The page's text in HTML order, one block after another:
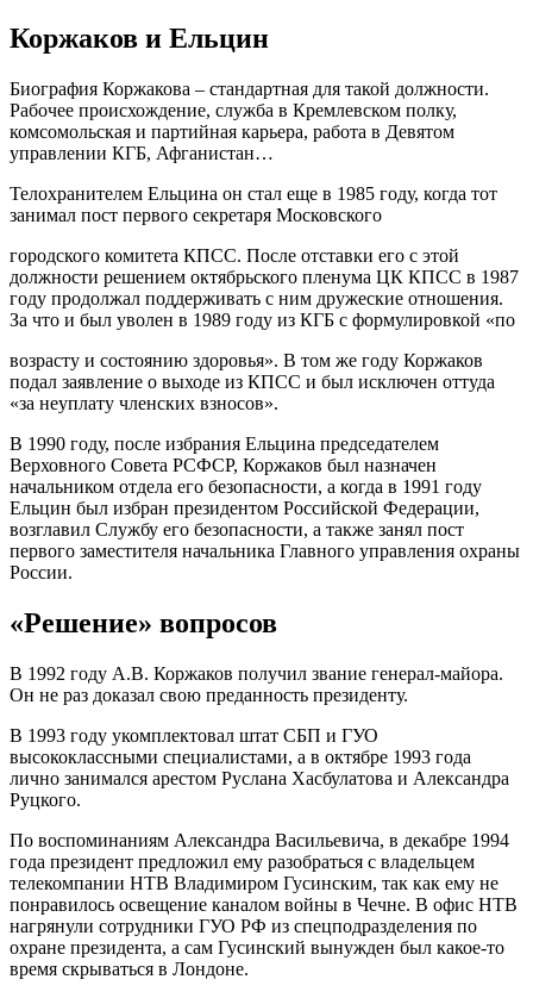
Коржаков и Ельцин
Биография Коржакова – стандартная для такой должности.
Рабочее происхождение, служба в Кремлевском полку,
комсомольская и партийная карьера, работа в Девятом
управлении КГБ, Афганистан…
Телохранителем Ельцина он стал еще в 1985 году, когда тот
занимал пост первого секретаря Московского
городского комитета КПСС. После отставки его с этой
должности решением октябрьского пленума ЦК КПСС в 1987
году продолжал поддерживать с ним дружеские отношения.
За что и был уволен в 1989 году из КГБ с формулировкой «по
возрасту и состоянию здоровья». В том же году Коржаков
подал заявление о выходе из КПСС и был исключен оттуда
«за неуплату членских взносов».
В 1990 году, после избрания Ельцина председателем
Верховного Совета РСФСР, Коржаков был назначен
начальником отдела его безопасности, а когда в 1991 году
Ельцин был избран президентом Российской Федерации,
возглавил Службу его безопасности, а также занял пост
первого заместителя начальника Главного управления охраны
России.
«Решение» вопросов
В 1992 году А.В. Коржаков получил звание генерал-майора.
Он не раз доказал свою преданность президенту.
В 1993 году укомплектовал штат СБП и ГУО
высококлассными специалистами, а в октябре 1993 года
лично занимался арестом Руслана Хасбулатова и Александра
Руцкого.
По воспоминаниям Александра Васильевича, в декабре 1994
года президент предложил ему разобраться с владельцем
телекомпании НТВ Владимиром Гусинским, так как ему не
понравилось освещение каналом войны в Чечне. В офис НТВ
нагрянули сотрудники ГУО РФ из спецподразделения по
охране президента, а сам Гусинский вынужден был какое-то
время скрываться в Лондоне.